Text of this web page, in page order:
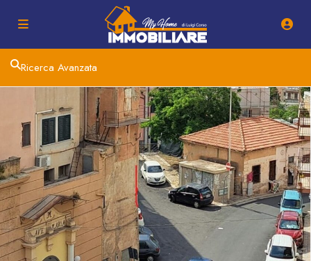
Ricerca Avanzata